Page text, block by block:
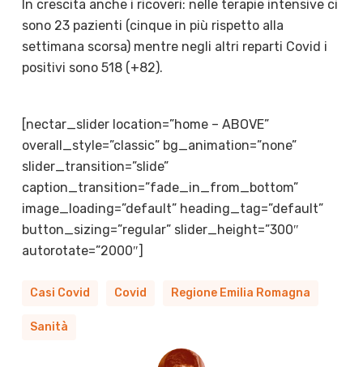
In crescita anche i ricoveri: nelle terapie intensive ci
sono 23 pazienti (cinque in più rispetto alla
settimana scorsa) mentre negli altri reparti Covid i
positivi sono 518 (+82).
[nectar_slider location=”home – ABOVE”
overall_style=”classic” bg_animation=”none”
slider_transition=”slide”
caption_transition=”fade_in_from_bottom”
image_loading=”default” heading_tag=”default”
button_sizing=”regular” slider_height=”300″
autorotate=”2000″]
Casi Covid Covid Regione Emilia Romagna
Sanità